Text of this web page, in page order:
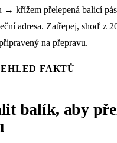
→ křížem přelepená balicí
adresa. Zatřepej, shoď z
na přepravu.
FAKTŮ
balík, aby